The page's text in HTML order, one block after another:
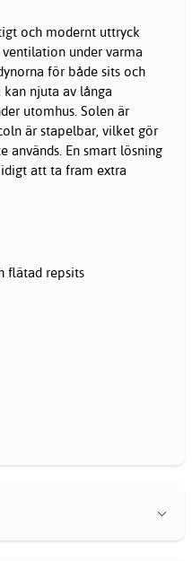
och modernt uttryck
under varma
för både sits och
njuta av långa
utomhus. Solen är
är stapelbar, vilket gör
används. En smart lösning
att ta fram extra
flätad repsits